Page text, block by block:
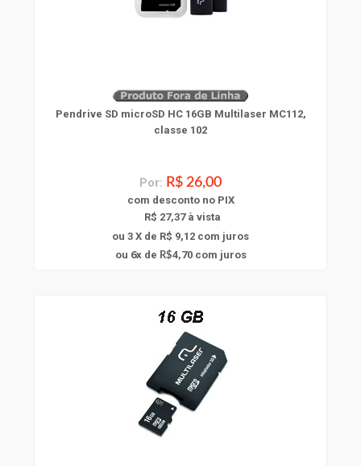
Pendrive SD microSD HC 16GB Multilaser MC112,
classe 102
Por: R$ 26,00
com desconto no PIX
R$ 27,37 à vista
ou 3 X de R$ 9,12 com juros
ou 6x de R$4,70com juros